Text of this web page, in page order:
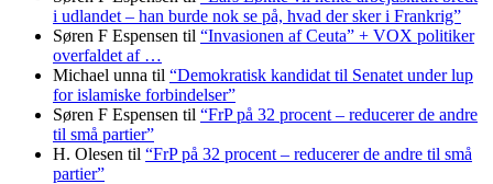
i udlandet – han burde nok se på, hvad der sker i Frankrig”
Søren F Espensen til “Invasionen af Ceuta” + VOX politiker
overfaldet af …
Michael unna til “Demokratisk kandidat til Senatet under lup
for islamiske forbindelser”
Søren F Espensen til “FrP på 32 procent – reducerer de andre
til små partier”
H. Olesen til “FrP på 32 procent – reducerer de andre til små
partier”